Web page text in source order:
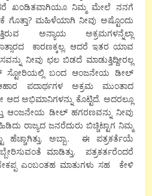
ಖಂಡಿತವಾಗಿಯೂ ನಿಮ್ಮ ಮೇಲೆ ನನಗೆ
ಮಹಿಳೆಯಾಗಿ ನೀವು ಅಷ್ಟೊಂದು
ಅನ್ಯಾಯ ಅಕ್ರಮಗಳನ್ನೆಲ್ಲಾ
ಕಾರಣಕ್ಕಲ್ಲ. ಆದರೆ ಇತರ ಯಾವ
ನೀವು ಛಲ ಬಿಡದೆ ಮಾಡುತ್ತಿದ್ದೀರಲ್ಲ
ಸ್ಟೋರಿಯಲ್ಲಿ ಬಂದ ಆಂಜನೇಯ ಡೀಲ್
ಪದಾರ್ಥಗಳ ಅಕ್ರಮ ಮುಂತಾದ
ಅಭಿಮಾನಿಗಳನ್ನು ಕೊಟ್ಟಿದೆ. ಅದರಲ್ಲೂ
ಆಂಜನೇಯ ಡೀಲ್ ಹಗರಣವನ್ನು ನೀವು
ರಾಜ್ಯದ ಜನರೆದುರು ಬಿಚ್ಚಿಟ್ಟಾಗ ನಿಮ್ಮ
ಅಬ್ಬಾ.. ಈ ಪತ್ರಕರ್ತೆಯೆ
ಮಾಡಿತ್ತು. ಪತ್ರಕರ್ತರೆಂದರೆ
ಎಂಬಂತಹ ಮಾತುಗಳು ಸಹ ಕೇಳಿ